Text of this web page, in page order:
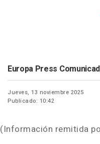
Europa Press
Jueves, 13 noviembre 2025
Publicado: 10:42
(Información remitida